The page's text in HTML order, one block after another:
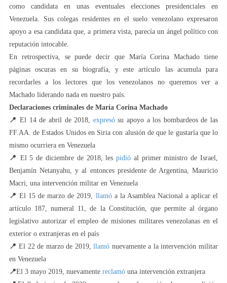
como candidata en unas eventuales elecciones presidenciales en
Venezuela. Sus colegas residentes en el suelo venezolano expresaron
apoyo a esa candidata que, a primera vista, parecía un ángel político con
reputación intocable.
En retrospectiva, se puede decir que María Corina Machado tiene
páginas oscuras en su biografía, y este artículo las acumula para
recordarles a los lectores que los venezolanos no queremos ver a
Machado liderando nada en nuestro país.
Declaraciones criminales de María Corina Machado
📍 El 14 de abril de 2018, expresósu apoyo a los bombardeos de las
FF.AA. de Estados Unidos en Siria con alusión de que le gustaría que lo
mismo ocurriera en Venezuela
📍 El 5 de diciembre de 2018, lespidió al primer ministro de Israel,
Benjamín Netanyahu, y al entonces presidente de Argentina, Mauricio
Macri, una intervención militar en Venezuela
📍 El 15 de marzo de 2019, llamóa la Asamblea Nacional a aplicar el
artículo 187, numeral 11, de la Constitución, que permite al órgano
legislativo autorizar el empleo de misiones militares venezolanas en el
exterior o extranjeras en el país
📍 El 22 de marzo de 2019,llamó nuevamente a la intervención militar
en Venezuela
📍El 3 mayo 2019, nuevamente reclamó una intervención extranjera